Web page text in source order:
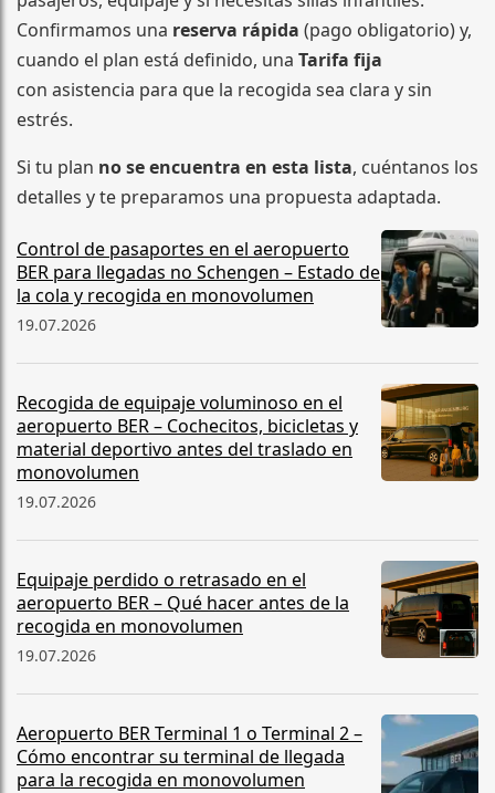
Confirmamos una reserva rápida (pago obligatorio) y,
cuando el plan está definido, una Tarifa fija
con asistencia para que la recogida sea clara y sin
estrés.
Si tu plan no se encuentra en esta lista, cuéntanos los
detalles y te preparamos una propuesta adaptada.
Control de pasaportes en el aeropuerto
BER para llegadas no Schengen – Estado de
la cola y recogida en monovolumen
19.07.2026
Recogida de equipaje voluminoso en el
aeropuerto BER – Cochecitos, bicicletas y
material deportivo antes del traslado en
monovolumen
19.07.2026
Equipaje perdido o retrasado en el
aeropuerto BER – Qué hacer antes de la
recogida en monovolumen
19.07.2026
Aeropuerto BER Terminal 1 o Terminal 2 –
Cómo encontrar su terminal de llegada
para la recogida en monovolumen